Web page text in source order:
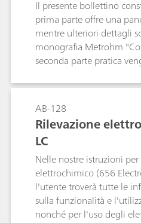
Il presente bollettino
prima parte offre una
mentre ulteriori dettagli
monografia Metrohm
seconda parte pratica
generale;
Determinazione del
Misure della conducibilità
TDS – Total Dissolved
conduttimetriche;
AB-128
Rilevazione
LC
Nelle nostre istruzioni
elettrochimico (656
l'utente troverà tutte le
sulla funzionalità e
nonché per l'uso degli